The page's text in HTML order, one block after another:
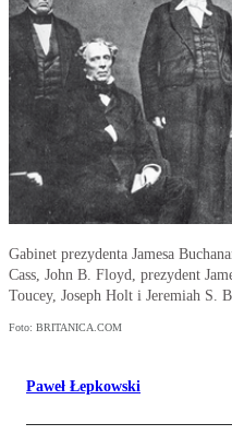
Gabinet prezydenta Jamesa
Cass, John B. Floyd, prezydent
Toucey, Joseph Holt i Jeremiah S.
Foto: BRITANICA.COM
Paweł Łepkowski